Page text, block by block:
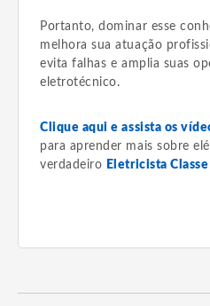
Portanto, dominar esse
melhora sua atuação
evita falhas e amplia suas
eletrotécnico.
Clique aqui e assista os
para aprender mais sobre
verdadeiro Eletricista